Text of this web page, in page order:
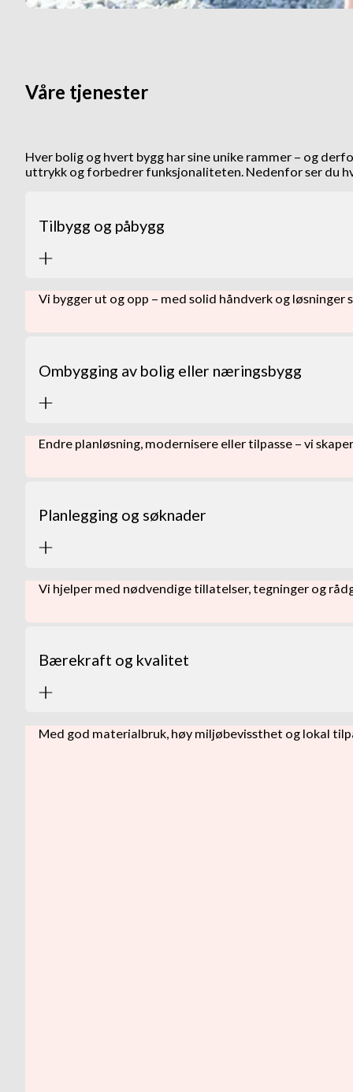
Våre tjenester
Hver bolig og hvert bygg har sine unike rammer – og
uttrykk og forbedrer funksjonaliteten. Nedenfor ser du
Tilbygg og påbygg
Vi bygger ut og opp – med solid håndverk og
Ombygging av bolig eller næringsbygg
Endre planløsning, modernisere eller tilpasse – vi
Planlegging og søknader
Vi hjelper med nødvendige tillatelser, tegninger og
Bærekraft og kvalitet
Med god materialbruk, høy miljøbevissthet og lokal